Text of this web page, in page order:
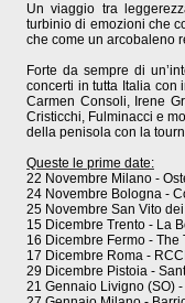
Un viaggio tra
turbinio di emozioni che
che come un arcobaleno
Forte da sempre di
concerti in tutta Italia con
Carmen Consoli, Irene
Cristicchi, Fulminacci e
della penisola con la
Queste le prime date:
22 Novembre Milano -
24 Novembre Bologna -
25 Novembre San Vito
15 Dicembre Trento - La
16 Dicembre Fermo - The
17 Dicembre Roma -
29 Dicembre Pistoia -
21 Gennaio Livigno (SO) -